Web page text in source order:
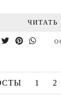
ЧИТАТЬ
1 2